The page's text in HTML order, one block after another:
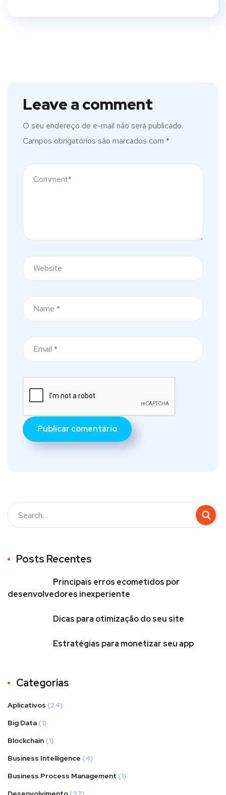
Leave a comment
O seu endereço de e-mail não será publicado.
Campos obrigatórios são marcados com *
Posts Recentes
Principais erros ecometidos por
desenvolvedores inexperiente
Dicas para otimização do seu site
Estratégias para monetizar seu app
Categorias
Aplicativos (24)
Big Data (1)
Blockchain (1)
Business Intelligence (4)
Business Process Management (1)